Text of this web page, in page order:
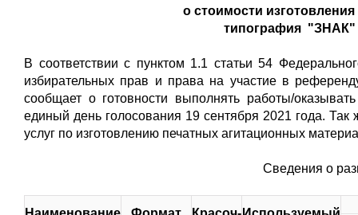
о стоимости
типография "ЗНАК"
В соответствии с пунктом 1.1 статьи 54
избирательных прав и права на участие в
сообщает о готовности выполнять работы/
единый день голосования 19 сентября 2021 года.
услуг по изготовлению печатных агитационных
Сведения о